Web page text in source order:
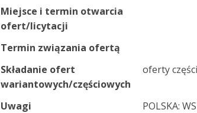
Miejsce i termin otwarcia
ofert/licytacji
Termin związania ofertą
Składanie ofert
wariantowych/częściowych
oferty
Uwagi
POLSKA: